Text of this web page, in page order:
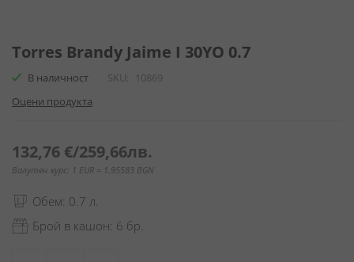
към
на
галерия
със
Torres Brandy Jaime I 30YO 0.7
В наличност SKU
10869
Оцени продукта
132,76 €/259,66лв.
Валутен курс: 1 EUR = 1.95583 BGN
Обем: 0.7 л.
Брой в кашон: 6 бр.